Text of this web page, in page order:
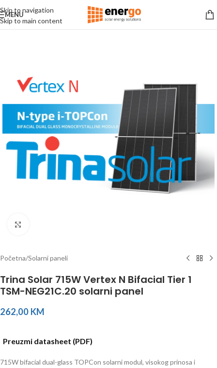
Skip to navigation
Skip to main content
MENU
Početna/Solarni paneli
Trina Solar 715W Vertex N Bifacial Tier 1
TSM-NEG21C.20 solarni panel
262,00 KM
Preuzmi datasheet (PDF)
715W bifacial dual-glass TOPCon solarni modul, visokog prinosa i